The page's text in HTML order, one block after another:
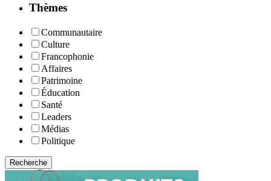
Thèmes
Communautaire
Culture
Francophonie
Affaires
Patrimoine
Éducation
Santé
Leaders
Médias
Politique